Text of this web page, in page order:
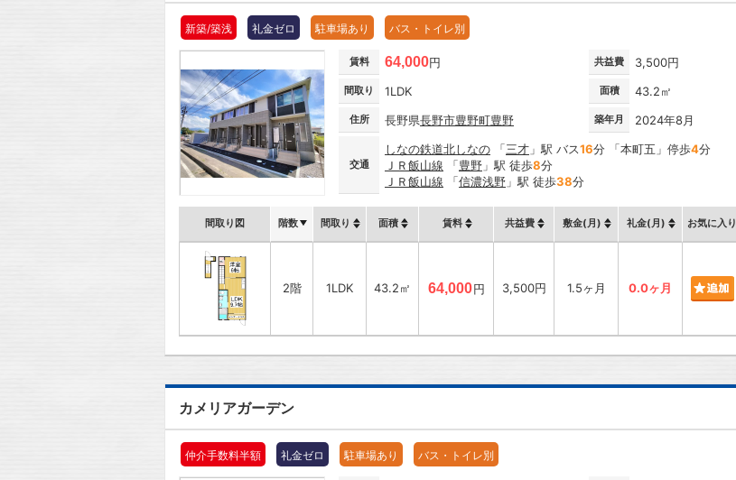
新築/築浅 礼金ゼロ 駐車場あり バス・トイレ別
賃料 64,000円 共益費 3,500円
間取り 1LDK 面積 43.2㎡
住所 長野県長野市豊野町豊野 築年月 2024年8月
交通
しなの鉄道北しなの 「三才 」駅 バス16分 「本町五」停歩4分
ＪＲ飯山線 「豊野 」駅 徒歩8分
ＪＲ飯山線 「信濃浅野 」駅 徒歩38分
間取り図 階数 間取り 面積 賃料 共益費 敷金(月) 礼金(月) お気に入り
2階 1LDK 43.2㎡ 64,000円 3,500円 1.5ヶ月 0.0ヶ月
カメリアガーデン
仲介手数料半額 礼金ゼロ 駐車場あり バス・トイレ別